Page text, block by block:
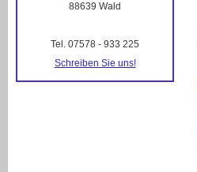
88639 Wald
Tel. 07578 - 933 225
Schreiben Sie uns!